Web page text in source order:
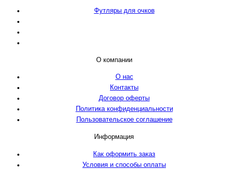
Футляры для очков
О компании
О нас
Контакты
Договор оферты
Политика конфиденциальности
Пользовательское соглашение
Информация
Как оформить заказ
Условия и способы оплаты